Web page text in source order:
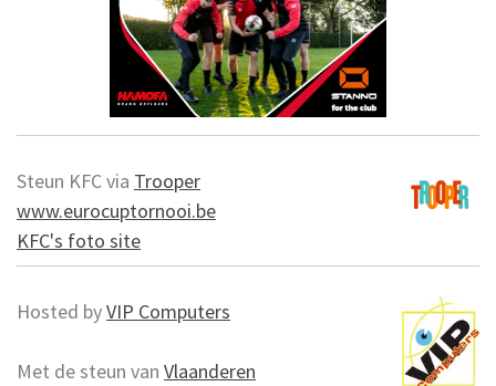
Steun KFC via Trooper
www.eurocuptornooi.be
KFC's foto site
Hosted byVIP Computers
Met de steun van Vlaanderen